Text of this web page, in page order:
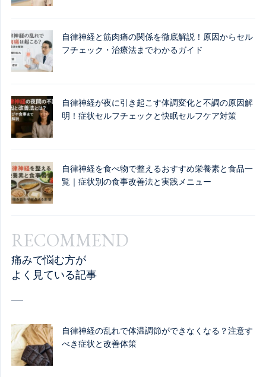
自律神経と筋肉痛の関係を徹底解説！原因からセル
フチェック・治療法までわかるガイド
自律神経が夜に引き起こす体調変化と不調の原因解
明！症状セルフチェックと快眠セルフケア対策
自律神経を食べ物で整えるおすすめ栄養素と食品一
覧｜症状別の食事改善法と実践メニュー
RECOMMEND
痛みで悩む方が
よく見ている記事
自律神経の乱れで体温調節ができなくなる？注意す
べき症状と改善体策